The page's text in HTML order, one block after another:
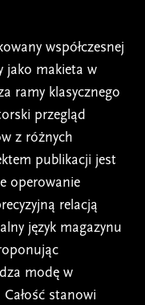
współczesnej
jako makieta w
ramy klasycznego
przegląd
z różnych
publikacji jest
operowanie
relacją
język magazynu
modę w
stanowi